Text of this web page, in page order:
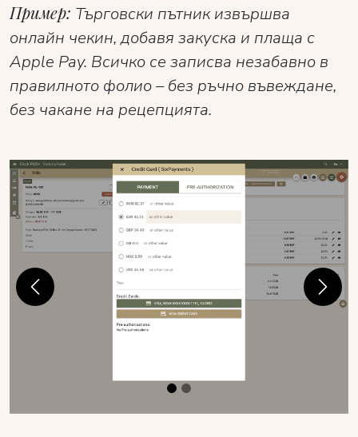
Пример: Търговски пътник извършва
онлайн чекин, добавя закуска и плаща с
Apple Pay. Всичко се записва незабавно в
правилното фолио – без ръчно въвеждане,
без чакане на рецепцията.
Previous Next